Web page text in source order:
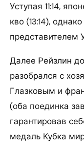
Уступая 11:14,
кво (13:14),
представителем
Далее Рейзлин
разобрался с
Глазковым и
(оба поединка
гарантировав
медаль Кубка